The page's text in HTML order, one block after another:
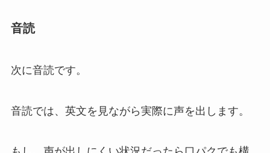
音読
次に音読です。
音読では、英文を見ながら実際に声を出します。